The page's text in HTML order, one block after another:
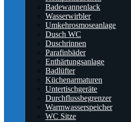
Badewannenlack
Wasserwirbler
Umkehrosmoseanlage
Dusch WC
Duschrinnen
Parafinbäder
Enthärtungsanlage
Badlüfter
Küchenarmaturen
Untertischgeräte
Durchflussbegrenzer
Warmwasserspeicher
WC Sitze